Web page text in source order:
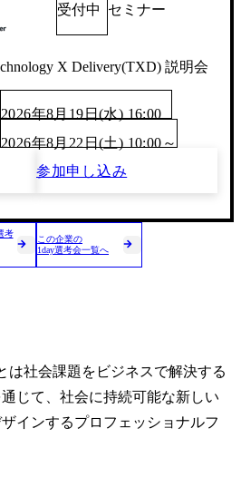
受付中 セミナー
X Delivery(TXD) 説明会
2026年8月19日(水) 16:00
2026年8月22日(土) 10:00～
参加申し込み
考
この企業の
1day選考会一覧へ
は社会課題をビジネスで解決する
じて、社会に持続可能な新しい
インするプロフェッショナルフ